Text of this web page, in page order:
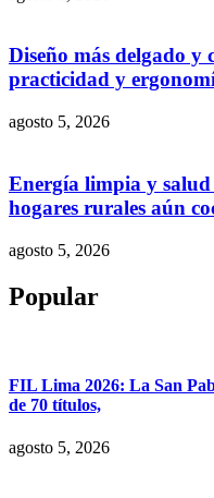
Diseño más delgado
practicidad y
agosto 5, 2026
Energía limpia y
hogares rurales aún
agosto 5, 2026
Popular
FIL Lima 2026: La San
de 70 títulos,
agosto 5, 2026